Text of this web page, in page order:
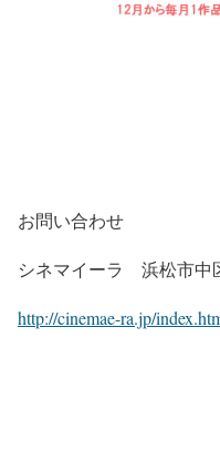
お問い合わせ
シネマイーラ 浜松市中
http://cinemae-ra.jp/